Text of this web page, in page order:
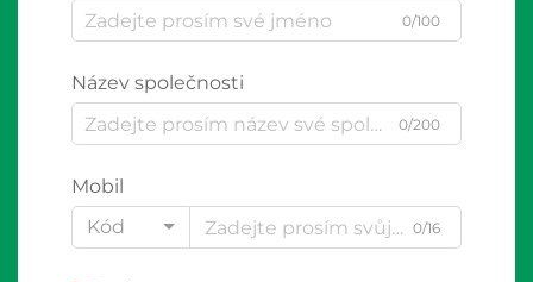
0/100
Název společnosti
0/200
Mobil
Kód
0/16